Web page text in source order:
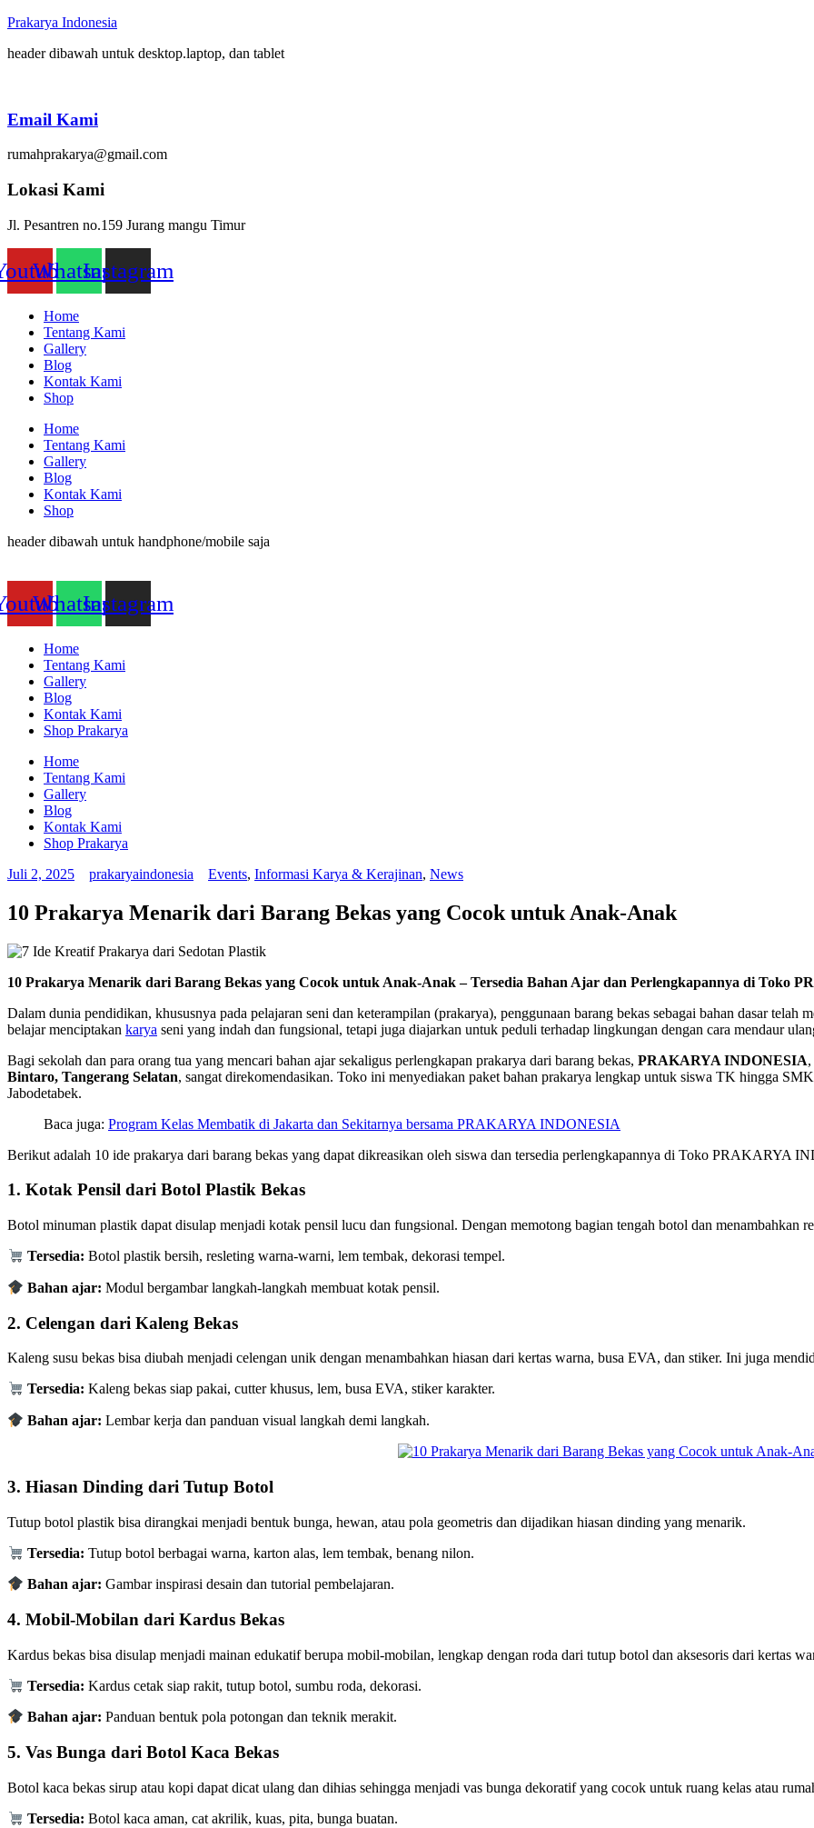
Prakarya Indonesia
header dibawah untuk desktop.laptop, dan tablet
Email Kami
rumahprakarya@gmail.com
Lokasi Kami
Jl. Pesantren no.159 Jurang mangu Timur
WhatsappInstagram
Home
Tentang Kami
Gallery
Blog
Kontak Kami
Shop
Home
Tentang Kami
Gallery
Blog
Kontak Kami
Shop
header dibawah untuk handphone/mobile saja
WhatsappInstagram
Home
Tentang Kami
Gallery
Blog
Kontak Kami
Shop Prakarya
Home
Tentang Kami
Gallery
Blog
Kontak Kami
Shop Prakarya
Juli 2, 2025
prakaryaindonesia Events, Informasi Karya & Kerajinan, News
10 Prakarya Menarik dari Barang Bekas yang Cocok untuk Anak-Anak
10 Prakarya Menarik dari Barang Bekas yang Cocok untuk Anak-Anak – Tersedia Bahan Ajar dan Perlengkapannya di Toko
Dalam dunia pendidikan, khususnya pada pelajaran seni dan keterampilan (prakarya), penggunaan barang bekas sebagai bahan dasar
belajar menciptakan karya seni yang indah dan fungsional, tetapi juga diajarkan untuk peduli terhadap lingkungan dengan cara mendaur
Bagi sekolah dan para orang tua yang mencari bahan ajar sekaligus perlengkapan prakarya dari barang bekas, PRAKARYA INDONESIA
Bintaro, Tangerang Selatan, sangat direkomendasikan. Toko ini menyediakan paket bahan prakarya lengkap untuk siswa TK hingga
Jabodetabek.
Baca juga: Program Kelas Membatik di Jakarta dan Sekitarnya bersama PRAKARYA INDONESIA
Berikut adalah 10 ide prakarya dari barang bekas yang dapat dikreasikan oleh siswa dan tersedia perlengkapannya di Toko PRAKARYA
1. Kotak Pensil dari Botol Plastik Bekas
Botol minuman plastik dapat disulap menjadi kotak pensil lucu dan fungsional. Dengan memotong bagian tengah botol dan menambahkan
Tersedia: Botol plastik bersih, resleting warna-warni, lem tembak, dekorasi tempel.
Bahan ajar: Modul bergambar langkah-langkah membuat kotak pensil.
2. Celengan dari Kaleng Bekas
Kaleng susu bekas bisa diubah menjadi celengan unik dengan menambahkan hiasan dari kertas warna, busa EVA, dan stiker. Ini juga
Tersedia: Kaleng bekas siap pakai, cutter khusus, lem, busa EVA, stiker karakter.
Bahan ajar: Lembar kerja dan panduan visual langkah demi langkah.
3. Hiasan Dinding dari Tutup Botol
Tutup botol plastik bisa dirangkai menjadi bentuk bunga, hewan, atau pola geometris dan dijadikan hiasan dinding yang menarik.
Tersedia: Tutup botol berbagai warna, karton alas, lem tembak, benang nilon.
Bahan ajar: Gambar inspirasi desain dan tutorial pembelajaran.
4. Mobil-Mobilan dari Kardus Bekas
Kardus bekas bisa disulap menjadi mainan edukatif berupa mobil-mobilan, lengkap dengan roda dari tutup botol dan aksesoris dari kertas
Tersedia: Kardus cetak siap rakit, tutup botol, sumbu roda, dekorasi.
Bahan ajar: Panduan bentuk pola potongan dan teknik merakit.
5. Vas Bunga dari Botol Kaca Bekas
Botol kaca bekas sirup atau kopi dapat dicat ulang dan dihias sehingga menjadi vas bunga dekoratif yang cocok untuk ruang kelas atau
Tersedia: Botol kaca aman, cat akrilik, kuas, pita, bunga buatan.